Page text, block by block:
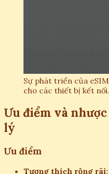
Sự phát triển của
cho các thiết bị kết nối.
Ưu điểm và
lý
Ưu điểm
Tương thích rộng rãi: